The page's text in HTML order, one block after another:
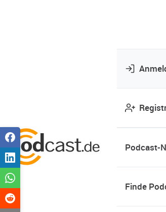
Podcast-
Finde